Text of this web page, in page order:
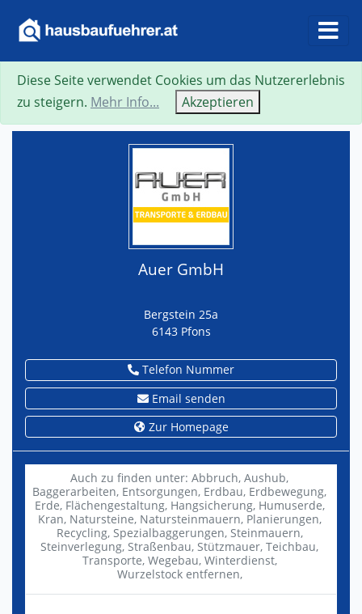
Suche Neue Suche Zurück
Auer GmbH
Bergstein 25a
6143 Pfons
Telefon Nummer
Email senden
Zur Homepage
Auch zu finden unter: Abbruch, Aushub,
Baggerarbeiten, Entsorgungen, Erdbau, Erdbewegung,
Erde, Flächengestaltung, Hangsicherung, Humuserde,
Kran, Natursteine, Natursteinmauern, Planierungen,
Recycling, Spezialbaggerungen, Steinmauern,
Steinverlegung, Straßenbau, Stützmauer, Teichbau,
Transporte, Wegebau, Winterdienst,
Wurzelstock entfernen,
Diese Seite verwendet Cookies um das Nutzererlebnis
zu steigern. Mehr Info... Akzeptieren